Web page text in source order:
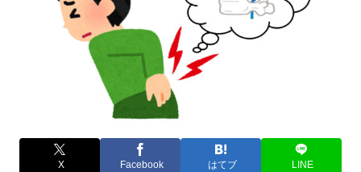
X Facebook はてブ LINE